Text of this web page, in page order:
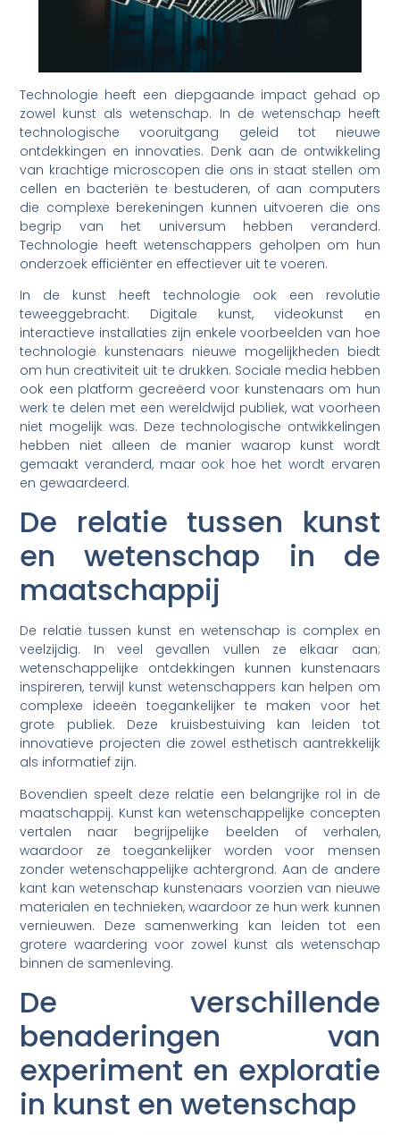
Technologie heeft een diepgaande impact gehad op
zowel kunst als wetenschap. In de wetenschap heeft
technologische vooruitgang geleid tot nieuwe
ontdekkingen en innovaties. Denk aan de ontwikkeling
van krachtige microscopen die ons in staat stellen om
cellen en bacteriën te bestuderen, of aan computers
die complexe berekeningen kunnen uitvoeren die ons
begrip van het universum hebben veranderd.
Technologie heeft wetenschappers geholpen om hun
onderzoek efficiënter en effectiever uit te voeren.
In de kunst heeft technologie ook een revolutie
teweeggebracht. Digitale kunst, videokunst en
interactieve installaties zijn enkele voorbeelden van hoe
technologie kunstenaars nieuwe mogelijkheden biedt
om hun creativiteit uit te drukken. Sociale media hebben
ook een platform gecreëerd voor kunstenaars om hun
werk te delen met een wereldwijd publiek, wat voorheen
niet mogelijk was. Deze technologische ontwikkelingen
hebben niet alleen de manier waarop kunst wordt
gemaakt veranderd, maar ook hoe het wordt ervaren
en gewaardeerd.
De relatie tussen kunst
en wetenschap in de
maatschappij
De relatie tussen kunst en wetenschap is complex en
veelzijdig. In veel gevallen vullen ze elkaar aan;
wetenschappelijke ontdekkingen kunnen kunstenaars
inspireren, terwijl kunst wetenschappers kan helpen om
complexe ideeën toegankelijker te maken voor het
grote publiek. Deze kruisbestuiving kan leiden tot
innovatieve projecten die zowel esthetisch aantrekkelijk
als informatief zijn.
Bovendien speelt deze relatie een belangrijke rol in de
maatschappij. Kunst kan wetenschappelijke concepten
vertalen naar begrijpelijke beelden of verhalen,
waardoor ze toegankelijker worden voor mensen
zonder wetenschappelijke achtergrond. Aan de andere
kant kan wetenschap kunstenaars voorzien van nieuwe
materialen en technieken, waardoor ze hun werk kunnen
vernieuwen. Deze samenwerking kan leiden tot een
grotere waardering voor zowel kunst als wetenschap
binnen de samenleving.
De verschillende
benaderingen van
experiment en exploratie
in kunst en wetenschap